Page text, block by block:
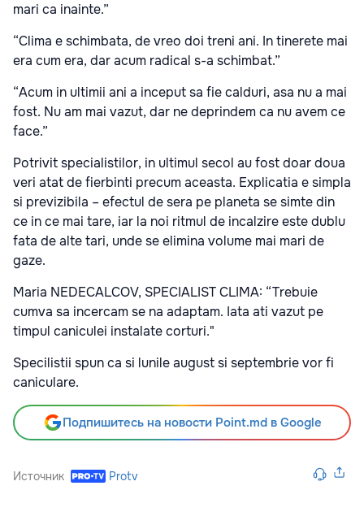
mari ca inainte.”
“Clima e schimbata, de vreo doi treni ani. In tinerete mai
era cum era, dar acum radical s-a schimbat.”
“Acum in ultimii ani a inceput sa fie calduri, asa nu a mai
fost. Nu am mai vazut, dar ne deprindem ca nu avem ce
face.”
Potrivit specialistilor, in ultimul secol au fost doar doua
veri atat de fierbinti precum aceasta. Explicatia e simpla
si previzibila – efectul de sera pe planeta se simte din
ce in ce mai tare, iar la noi ritmul de incalzire este dublu
fata de alte tari, unde se elimina volume mai mari de
gaze.
Maria NEDECALCOV, SPECIALIST CLIMA: “Trebuie
cumva sa incercam se na adaptam. Iata ati vazut pe
timpul caniculei instalate corturi."
Specilistii spun ca si lunile august si septembrie vor fi
caniculare.
Подпишитесь на новости Point.md в Google
Источник Protv